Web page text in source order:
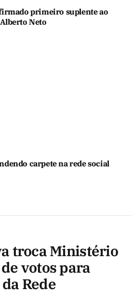
primeiro suplente ao
Neto
carpete na rede social
troca Ministério
votos para
Rede